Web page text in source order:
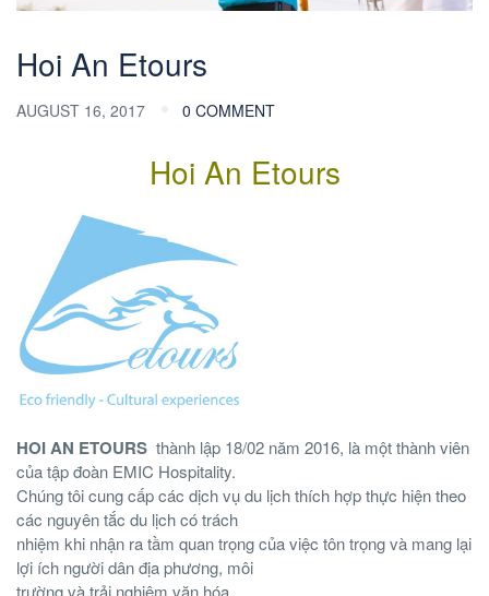
Hoi An Etours
AUGUST 16, 2017 0 COMMENT
Hoi An Etours
HOI AN ETOURS thành lập 18/02 năm 2016, là một thành viên
của tập đoàn EMIC Hospitality.
Chúng tôi cung cấp các dịch vụ du lịch thích hợp thực hiện theo
các nguyên tắc du lịch có trách
nhiệm khi nhận ra tầm quan trọng của việc tôn trọng và mang lại
lợi ích người dân địa phương, môi